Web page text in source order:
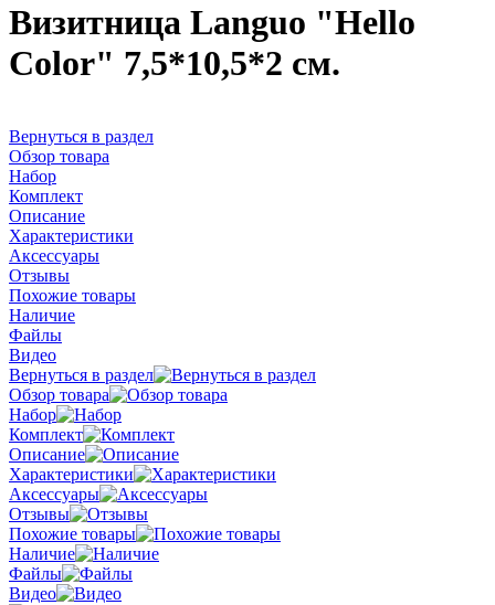
Визитница Languo "Hello
Color" 7,5*10,5*2 см.
Вернуться в раздел
Обзор товара
Набор
Комплект
Описание
Характеристики
Аксессуары
Отзывы
Похожие товары
Наличие
Файлы
Видео
Вернуться в раздел
Обзор товара
Набор
Комплект
Описание
Характеристики
Аксессуары
Отзывы
Похожие товары
Наличие
Файлы
Видео